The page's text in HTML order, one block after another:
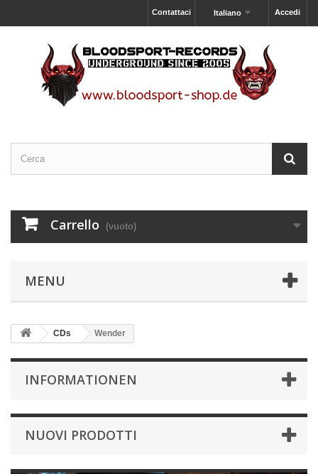
Accedi
Italiano
Contattaci
Carrello (vuoto)
MENU
CDs Wender
INFORMATIONEN
NUOVI PRODOTTI